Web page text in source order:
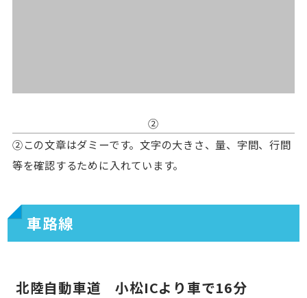
②
②この文章はダミーです。文字の大きさ、量、字間、行間
等を確認するために入れています。
車路線
北陸自動車道 小松ICより車で16分